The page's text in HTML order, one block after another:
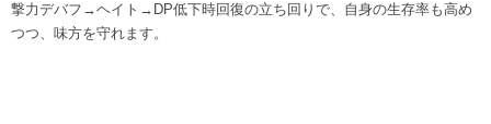
撃力デバフ→ヘイト→DP低下時回復の立ち回りで、自身の生存率も高め
つつ、味方を守れます。